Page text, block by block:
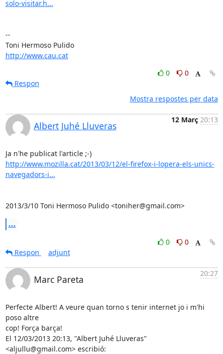
solo-visitar.h...
--
Toni Hermoso Pulido
http://www.cau.cat
0
0
Respon
Mostra respostes per data
Albert Juhé Lluveras
12 Març 20:13
Ja n'he publicat l'article ;-)
http://www.mozilla.cat/2013/03/12/el-firefox-i-lopera-els-unics-
navegadors-i...
2013/3/10 Toni Hermoso Pulido <toniher@gmail.com>
...
0
0
Respon
adjunt
Marc Pareta
20:27
Perfecte Albert! A veure quan torno s tenir internet jo i m'hi
poso altre
cop! Força barça!
El 12/03/2013 20:13, "Albert Juhé Lluveras"
<aljullu@gmail.com> escribió: